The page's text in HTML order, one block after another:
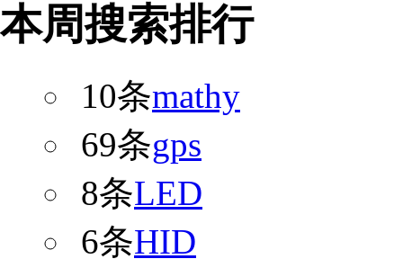
本周搜索排行
10条mathy
69条gps
8条LED
6条HID